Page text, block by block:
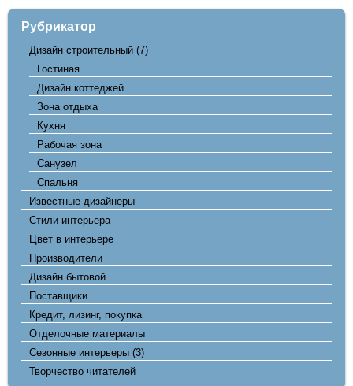
Рубрикатор
Дизайн строительный (7)
Гостиная
Дизайн коттеджей
Зона отдыха
Кухня
Рабочая зона
Санузел
Спальня
Известные дизайнеры
Стили интерьера
Цвет в интерьере
Производители
Дизайн бытовой
Поставщики
Кредит, лизинг, покупка
Отделочные материалы
Сезонные интерьеры (3)
Творчество читателей